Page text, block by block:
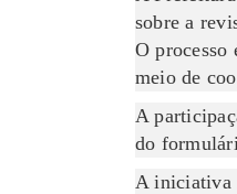
sobre a
O
meio de
A
do
A iniciativa